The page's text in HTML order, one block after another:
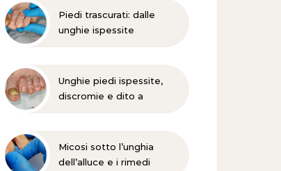
Piedi trascurati: dalle
unghie ispessite
Unghie piedi ispessite,
discromie e dito a
Micosi sotto l’unghia
dell’alluce e i rimedi